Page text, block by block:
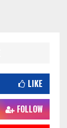
LIKE
FOLLOW